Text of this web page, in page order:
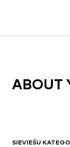
SIEVIEŠU
ABOUT